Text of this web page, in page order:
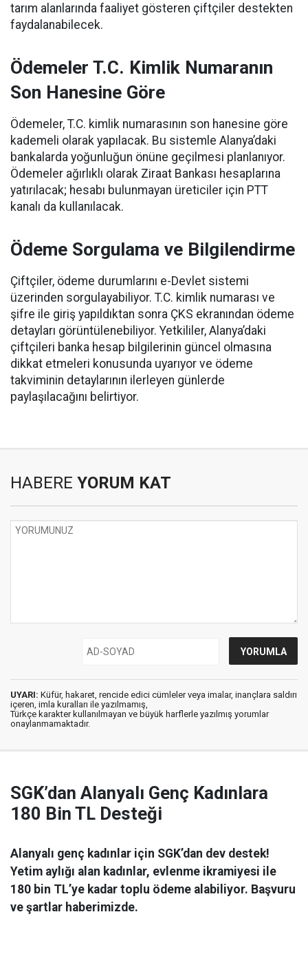
tarım alanlarında faaliyet gösteren çiftçiler destekten
faydalanabilecek.
Ödemeler T.C. Kimlik Numaranın
Son Hanesine Göre
Ödemeler, T.C. kimlik numarasının son hanesine göre
kademeli olarak yapılacak. Bu sistemle Alanya’daki
bankalarda yoğunluğun önüne geçilmesi planlanıyor.
Ödemeler ağırlıklı olarak Ziraat Bankası hesaplarına
yatırılacak; hesabı bulunmayan üreticiler için PTT
kanalı da kullanılacak.
Ödeme Sorgulama ve Bilgilendirme
Çiftçiler, ödeme durumlarını e-Devlet sistemi
üzerinden sorgulayabiliyor. T.C. kimlik numarası ve
şifre ile giriş yapıldıktan sonra ÇKS ekranından ödeme
detayları görüntülenebiliyor. Yetkililer, Alanya’daki
çiftçileri banka hesap bilgilerinin güncel olmasına
dikkat etmeleri konusunda uyarıyor ve ödeme
takviminin detaylarının ilerleyen günlerde
paylaşılacağını belirtiyor.
HABERE YORUM KAT
UYARI: Küfür, hakaret, rencide edici cümleler veya imalar, inançlara saldırı
içeren, imla kuralları ile yazılmamış,
Türkçe karakter kullanılmayan ve büyük harflerle yazılmış yorumlar
onaylanmamaktadır.
SGK’dan Alanyalı Genç Kadınlara
180 Bin TL Desteği
Alanyalı genç kadınlar için SGK’dan dev destek!
Yetim aylığı alan kadınlar, evlenme ikramiyesi ile
180 bin TL’ye kadar toplu ödeme alabiliyor. Başvuru
ve şartlar haberimizde.